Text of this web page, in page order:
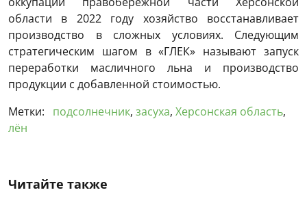
области в 2022 году хозяйство восстанавливает
производство в сложных условиях. Следующим
стратегическим шагом в «ГЛЕК» называют запуск
переработки масличного льна и производство
продукции с добавленной стоимостью.
Метки:
подсолнечник, засуха, Херсонская область,
лён
Читайте также